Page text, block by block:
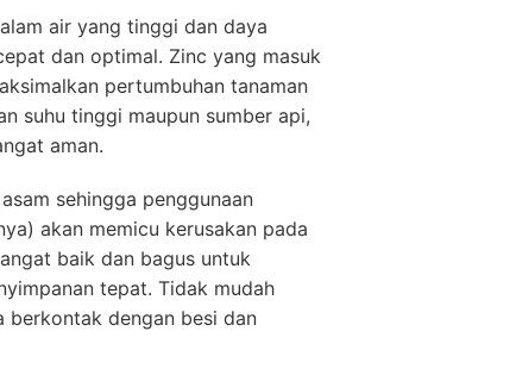
air yang tinggi dan daya
dan optimal. Zinc yang masuk
pertumbuhan tanaman
suhu tinggi maupun sumber api,
aman.
sehingga penggunaan
akan memicu kerusakan pada
baik dan bagus untuk
tepat. Tidak mudah
berkontak dengan besi dan